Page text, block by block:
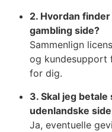
2. Hvordan
gambling side?
Sammenlign
og kundesupport
for dig.
3. Skal jeg
udenlandske
Ja, eventuelle